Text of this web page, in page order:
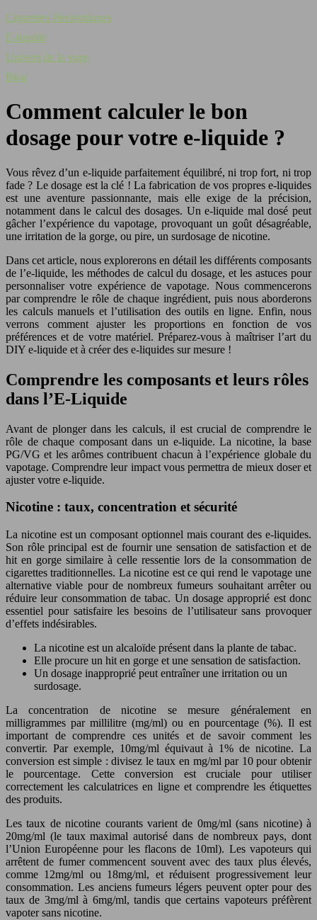
Cigarettes électroniques
E-liquide
Univers de la vape
Blog
Comment calculer le bon
dosage pour votre e-liquide ?
Vous rêvez d’un e-liquide parfaitement équilibré, ni trop fort, ni trop
fade ? Le dosage est la clé ! La fabrication de vos propres e-liquides
est une aventure passionnante, mais elle exige de la précision,
notamment dans le calcul des dosages. Un e-liquide mal dosé peut
gâcher l’expérience du vapotage, provoquant un goût désagréable,
une irritation de la gorge, ou pire, un surdosage de nicotine.
Dans cet article, nous explorerons en détail les différents composants
de l’e-liquide, les méthodes de calcul du dosage, et les astuces pour
personnaliser votre expérience de vapotage. Nous commencerons
par comprendre le rôle de chaque ingrédient, puis nous aborderons
les calculs manuels et l’utilisation des outils en ligne. Enfin, nous
verrons comment ajuster les proportions en fonction de vos
préférences et de votre matériel. Préparez-vous à maîtriser l’art du
DIY e-liquide et à créer des e-liquides sur mesure !
Comprendre les composants et leurs rôles
dans l’E-Liquide
Avant de plonger dans les calculs, il est crucial de comprendre le
rôle de chaque composant dans un e-liquide. La nicotine, la base
PG/VG et les arômes contribuent chacun à l’expérience globale du
vapotage. Comprendre leur impact vous permettra de mieux doser et
ajuster votre e-liquide.
Nicotine : taux, concentration et sécurité
La nicotine est un composant optionnel mais courant des e-liquides.
Son rôle principal est de fournir une sensation de satisfaction et de
hit en gorge similaire à celle ressentie lors de la consommation de
cigarettes traditionnelles. La nicotine est ce qui rend le vapotage une
alternative viable pour de nombreux fumeurs souhaitant arrêter ou
réduire leur consommation de tabac. Un dosage approprié est donc
essentiel pour satisfaire les besoins de l’utilisateur sans provoquer
d’effets indésirables.
La nicotine est un alcaloïde présent dans la plante de tabac.
Elle procure un hit en gorge et une sensation de satisfaction.
Un dosage inapproprié peut entraîner une irritation ou un
surdosage.
La concentration de nicotine se mesure généralement en
milligrammes par millilitre (mg/ml) ou en pourcentage (%). Il est
important de comprendre ces unités et de savoir comment les
convertir. Par exemple, 10mg/ml équivaut à 1% de nicotine. La
conversion est simple : divisez le taux en mg/ml par 10 pour obtenir
le pourcentage. Cette conversion est cruciale pour utiliser
correctement les calculatrices en ligne et comprendre les étiquettes
des produits.
Les taux de nicotine courants varient de 0mg/ml (sans nicotine) à
20mg/ml (le taux maximal autorisé dans de nombreux pays, dont
l’Union Européenne pour les flacons de 10ml). Les vapoteurs qui
arrêtent de fumer commencent souvent avec des taux plus élevés,
comme 12mg/ml ou 18mg/ml, et réduisent progressivement leur
consommation. Les anciens fumeurs légers peuvent opter pour des
taux de 3mg/ml à 6mg/ml, tandis que certains vapoteurs préfèrent
vapoter sans nicotine.